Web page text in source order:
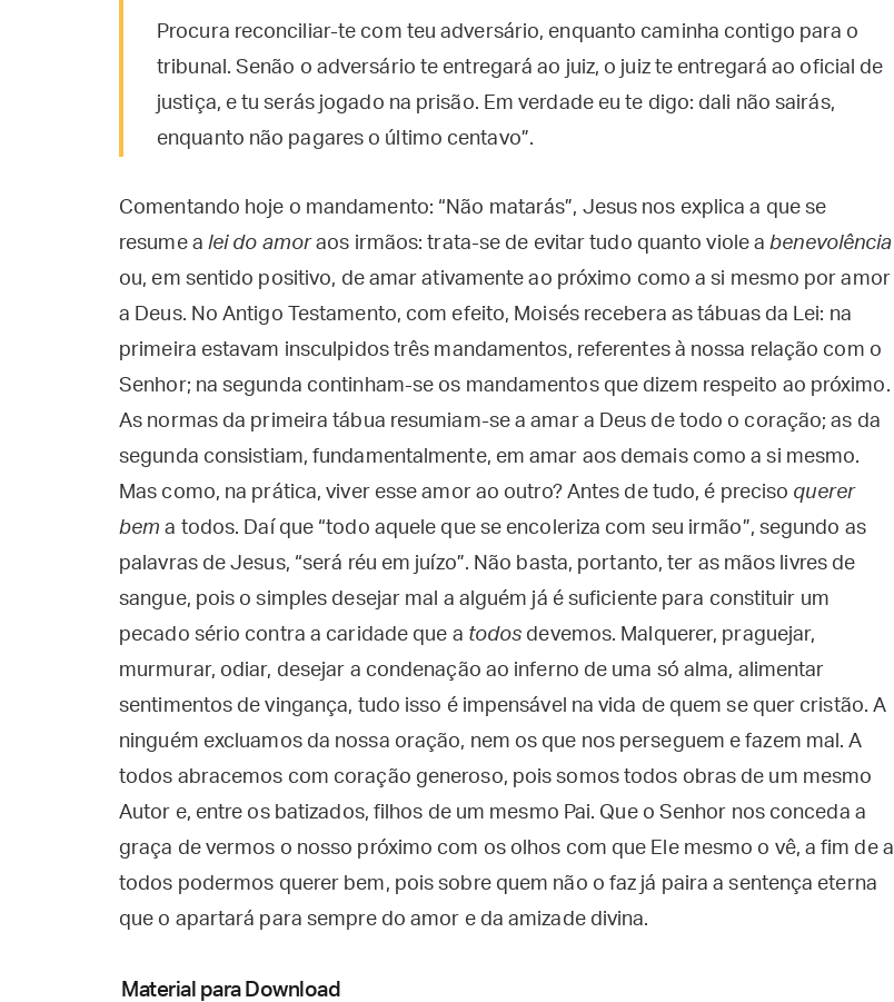
Procura reconciliar-te com teu adversário, enquanto caminha contigo para o
tribunal. Senão o adversário te entregará ao juiz, o juiz te entregará ao oficial de
justiça, e tu serás jogado na prisão. Em verdade eu te digo: dali não sairás,
enquanto não pagares o último centavo”.
Comentando hoje o mandamento: “Não matarás”, Jesus nos explica a que se
resume a lei do amoraos irmãos: trata-se de evitar tudo quanto viole abenevolência
ou, em sentido positivo, de amar ativamente ao próximo como a si mesmo por amor
a Deus. No Antigo Testamento, com efeito, Moisés recebera as tábuas da Lei: na
primeira estavam insculpidos três mandamentos, referentes à nossa relação com o
Senhor; na segunda continham-se os mandamentos que dizem respeito ao próximo.
As normas da primeira tábua resumiam-se a amar a Deus de todo o coração; as da
segunda consistiam, fundamentalmente, em amar aos demais como a si mesmo.
Mas como, na prática, viver esse amor ao outro? Antes de tudo, é preciso querer
bem a todos. Daí que “todo aquele que se encoleriza com seu irmão”, segundo as
palavras de Jesus, “será réu em juízo”. Não basta, portanto, ter as mãos livres de
sangue, pois o simples desejar mal a alguém já é suficiente para constituir um
pecado sério contra a caridade que a todos devemos. Malquerer, praguejar,
murmurar, odiar, desejar a condenação ao inferno de uma só alma, alimentar
sentimentos de vingança, tudo isso é impensável na vida de quem se quer cristão. A
ninguém excluamos da nossa oração, nem os que nos perseguem e fazem mal. A
todos abracemos com coração generoso, pois somos todos obras de um mesmo
Autor e, entre os batizados, filhos de um mesmo Pai. Que o Senhor nos conceda a
graça de vermos o nosso próximo com os olhos com que Ele mesmo o vê, a fim de a
todos podermos querer bem, pois sobre quem não o faz já paira a sentença eterna
que o apartará para sempre do amor e da amizade divina.
Material para Download